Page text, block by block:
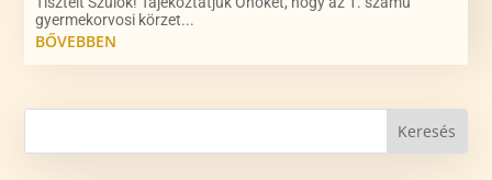
gyermekorvosi körzet...
BŐVEBBEN